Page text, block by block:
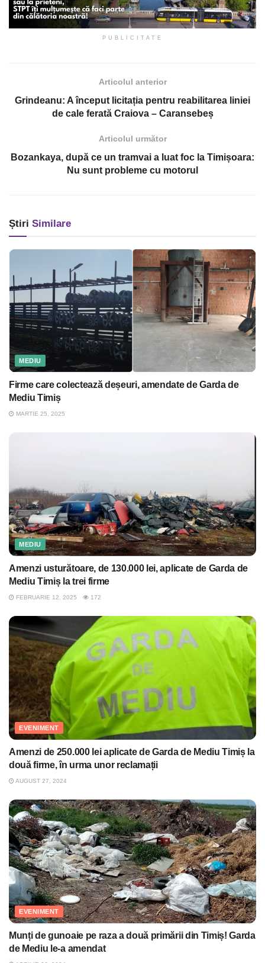
PUBLICITATE
Articolul anterior
Grindeanu: A început licitația pentru reabilitarea liniei
de cale ferată Craiova – Caransebeș
Articolul următor
Bozankaya, după ce un tramvai a luat foc la Timișoara:
Nu sunt probleme cu motorul
Știri Similare
MEDIU
Firme care colectează deșeuri, amendate de Garda de
Mediu Timiș
MARTIE 25, 2025
MEDIU
Amenzi usturătoare, de 130.000 lei, aplicate de Garda de
Mediu Timiș la trei firme
FEBRUARIE 12, 2025 172
EVENIMENT
Amenzi de 250.000 lei aplicate de Garda de Mediu Timiș la
două firme, în urma unor reclamații
AUGUST 27, 2024
EVENIMENT
Munți de gunoaie pe raza a două primării din Timiș! Garda
de Mediu le-a amendat